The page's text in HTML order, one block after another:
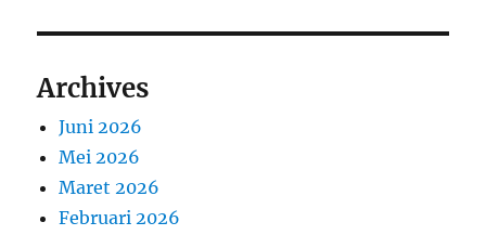
Archives
Juni 2026
Mei 2026
Maret 2026
Februari 2026